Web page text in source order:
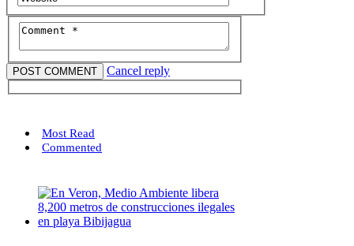
Cancel reply
Most Read
Commented